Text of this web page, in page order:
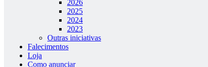
2026
2025
2024
2023
Outras iniciativas
Falecimentos
Loja
Como anunciar